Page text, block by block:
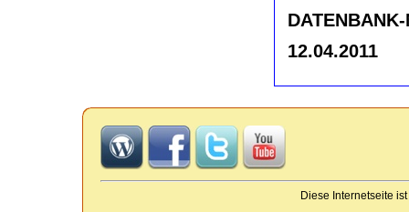
12.04.2011
Diese Internetseite